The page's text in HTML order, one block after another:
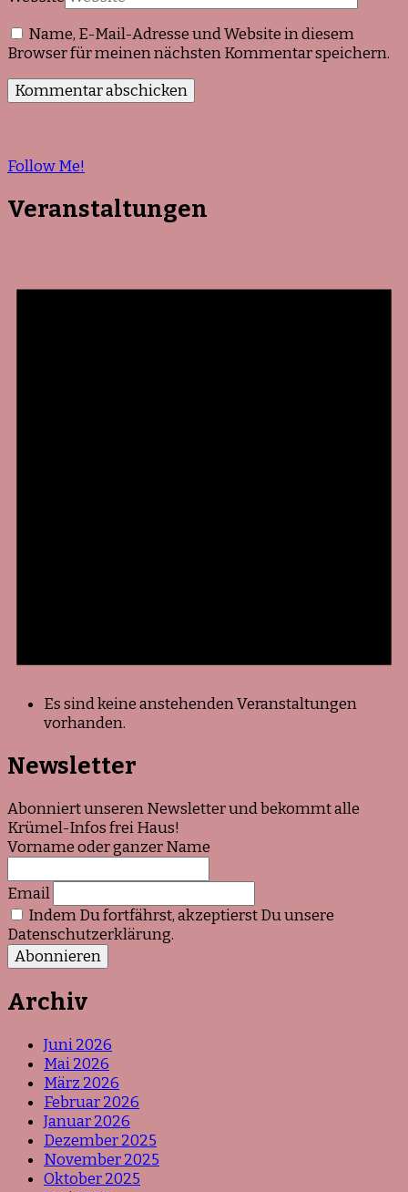
Name, E-Mail-Adresse und Website in diesem
Browser für meinen nächsten Kommentar speichern.
Follow Me!
Veranstaltungen
Es sind keine anstehenden Veranstaltungen
vorhanden.
Newsletter
Abonniert unseren Newsletter und bekommt alle
Krümel-Infos frei Haus!
Vorname oder ganzer Name
Email
Indem Du fortfährst, akzeptierst Du unsere
Datenschutzerklärung.
Archiv
Juni 2026
Mai 2026
März 2026
Februar 2026
Januar 2026
Dezember 2025
November 2025
Oktober 2025